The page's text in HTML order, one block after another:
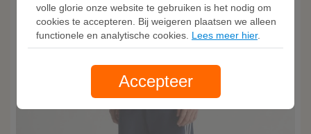
volle glorie onze website te gebruiken is het nodig om
cookies te accepteren. Bij weigeren plaatsen we alleen
functionele en analytische cookies. Lees meer hier.
Accepteer